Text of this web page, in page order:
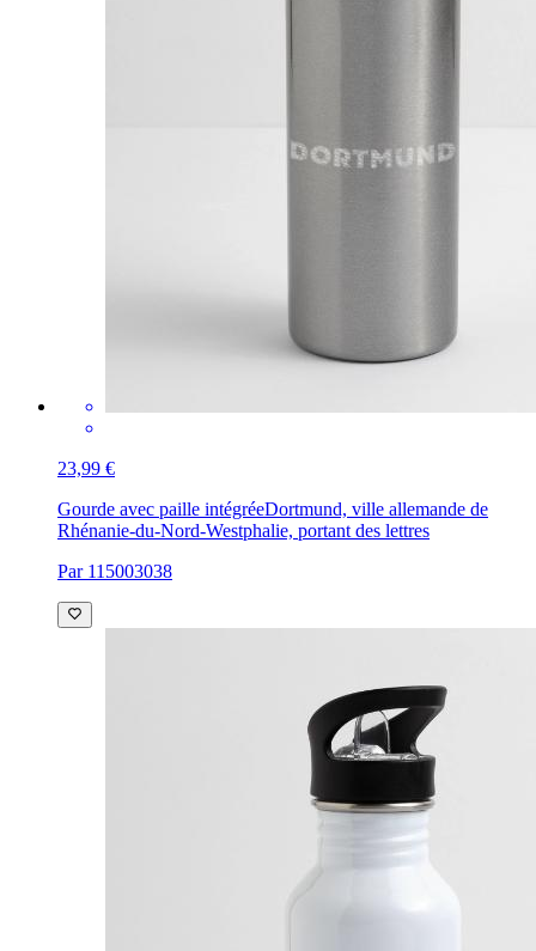
23,99 €
Gourde avec paille intégréeDortmund, ville allemande de
Rhénanie-du-Nord-Westphalie, portant des lettres
Par 115003038